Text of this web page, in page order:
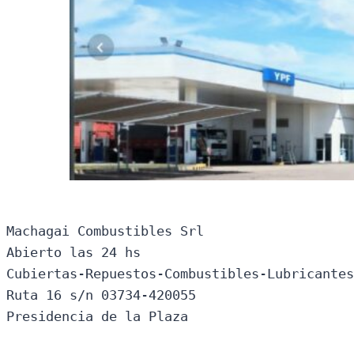
Machagai Combustibles Srl
Abierto las 24 hs
Cubiertas-Repuestos-Combustibles-
Ruta 16 s/n 03734-420055
Presidencia de la Plaza